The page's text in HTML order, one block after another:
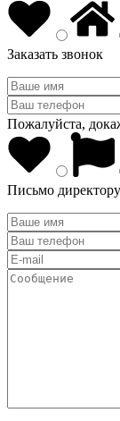
Заказать звонок
Пожалуйста,
Письмо директору